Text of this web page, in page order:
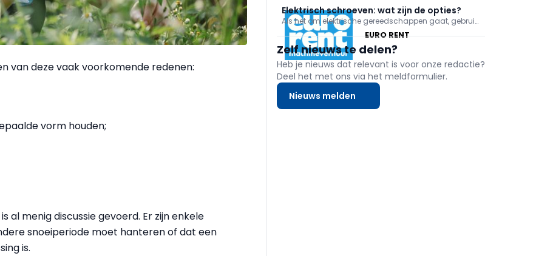
van deze vaak voorkomende redenen:
vorm houden;
menig discussie gevoerd. Er zijn enkele
snoeiperiode moet hanteren of dat een
is.
EURO RENT
Ardooie oefenen ervaren smeden het ambacht nog
steeds uit op traditionele wijze, aangevuld met ...
Elektrisch schroeven: wat zijn de opties?
Als het om elektrische gereedschappen gaat, gebruik
je een schroefmachine, idealiter een
schroefboormachine. Een slagschroevendraaier kan
in bepaalde gevallen dan weer beter van pas komen.
Zelf nieuws te delen?
Heb je nieuws dat relevant is voor onze redactie?
Deel het met ons via het meldformulier.
Nieuws melden